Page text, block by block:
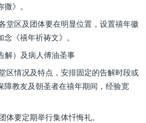
》。
堂区及团体要在明显位置，设置禧年徽
《禧年祈祷文》。
解）及病人傅油圣事
区情况及特点，安排固定的告解时段或
障教友及朝圣者在禧年期间，经验宽
要定期举行集体忏悔礼。